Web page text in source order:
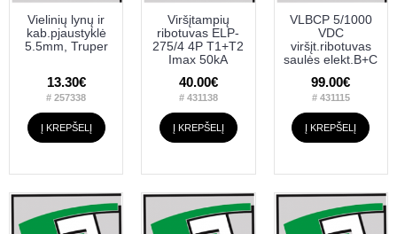
Vielinių lynų ir
kab.pjaustyklė
5.5mm, Truper
13.30€
# 257338
Į KREPŠELĮ
Viršįtampių
ribotuvas ELP-
275/4 4P T1+T2
Imax 50kA
40.00€
# 431138
Į KREPŠELĮ
VLBCP 5/1000
VDC
viršįt.ribotuvas
saulės elekt.B+C
99.00€
# 431115
Į KREPŠELĮ